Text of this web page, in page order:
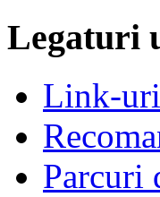
Legaturi
Link-uri
Parcuri